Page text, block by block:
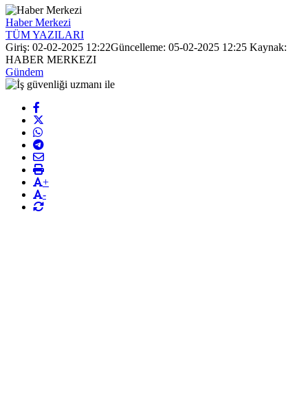
Haber Merkezi
TÜM YAZILARI
Giriş: 02-02-2025 12:22Güncelleme: 05-02-2025 12:25 Kaynak:
HABER MERKEZI
Gündem
+
-